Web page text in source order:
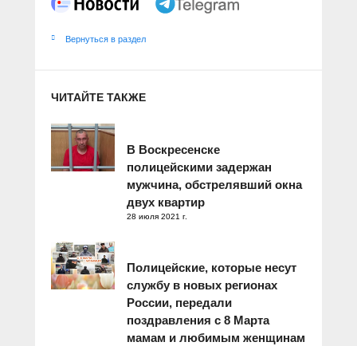
Вернуться в раздел
ЧИТАЙТЕ ТАКЖЕ
В Воскресенске
полицейскими задержан
мужчина, обстрелявший окна
двух квартир
28 июля 2021 г.
Полицейские, которые несут
службу в новых регионах
России, передали
поздравления с 8 Марта
мамам и любимым женщинам